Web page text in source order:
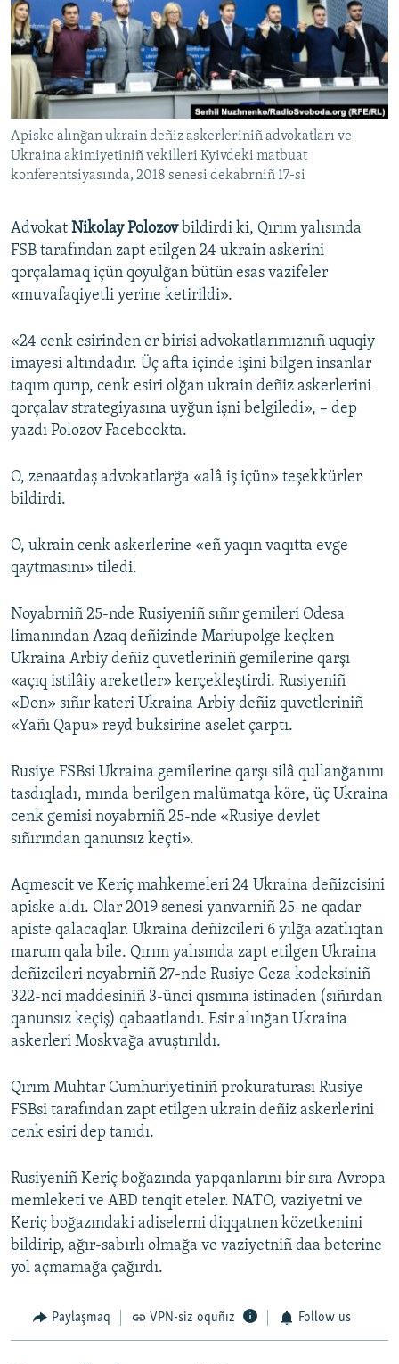
Русский
Українською
QOŞULIÑIZ!
Apiske alınğan ukrain deñiz askerleriniñ advokatları ve
Ukraina akimiyetiniñ vekilleri Kyivdeki matbuat
konferentsiyasında, 2018 senesi dekabrniñ 17-si
Advokat Nikolay Polozovbildirdi ki, Qırım yalısında
FSB tarafından zapt etilgen 24 ukrain askerini
qorçalamaq içün qoyulğan bütün esas vazifeler
«muvafaqiyetli yerine ketirildi».
«24 cenk esirinden er birisi advokatlarımıznıñ uquqiy
imayesi altındadır. Üç afta içinde işini bilgen insanlar
taqım qurıp, cenk esiri olğan ukrain deñiz askerlerini
qorçalav strategiyasına uyğun işni belgiledi», – dep
yazdı Polozov Facebookta.
O, zenaatdaş advokatlarğa «alâ iş içün» teşekkürler
bildirdi.
O, ukrain cenk askerlerine «eñ yaqın vaqıtta evge
qaytmasını» tiledi.
Noyabrniñ 25-nde Rusiyeniñ sıñır gemileri Odesa
limanından Azaq deñizinde Mariupolge keçken
Ukraina Arbiy deñiz quvetleriniñ gemilerine qarşı
«açıq istilâiy areketler» kerçekleştirdi. Rusiyeniñ
«Don» sıñır kateri Ukraina Arbiy deñiz quvetleriniñ
«Yañı Qapu» reyd buksirine aselet çarptı.
Rusiye FSBsi Ukraina gemilerine qarşı silâ qullanğanını
tasdıqladı, mında berilgen malümatqa köre, üç Ukraina
cenk gemisi noyabrniñ 25-nde «Rusiye devlet
sıñırından qanunsız keçti».
Aqmescit ve Keriç mahkemeleri 24 Ukraina deñizcisini
apiske aldı. Olar 2019 senesi yanvarniñ 25-ne qadar
apiste qalacaqlar. Ukraina deñizcileri 6 yılğa azatlıqtan
marum qala bile. Qırım yalısında zapt etilgen Ukraina
deñizcileri noyabrniñ 27-nde Rusiye Ceza kodeksiniñ
322-nci maddesiniñ 3-ünci qısmına istinaden (sıñırdan
qanunsız keçiş) qabaatlandı. Esir alınğan Ukraina
askerleri Moskvağa avuştırıldı.
Qırım Muhtar Cumhuriyetiniñ prokuraturası Rusiye
FSBsi tarafından zapt etilgen ukrain deñiz askerlerini
cenk esiri dep tanıdı.
Rusiyeniñ Keriç boğazında yapqanlarını bir sıra Avropa
memleketi ve ABD tenqit eteler. NATO, vaziyetni ve
Keriç boğazındaki adiselerni diqqatnen közetkenini
bildirip, ağır-sabırlı olmağa ve vaziyetniñ daa beterine
yol açmamağa çağırdı.
Paylaşmaq VPN-siz oquñız Follow us